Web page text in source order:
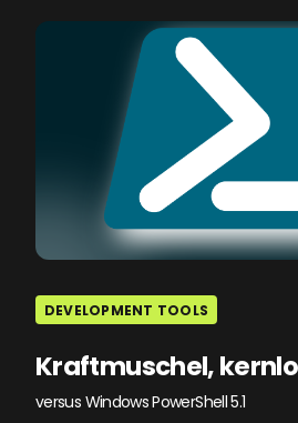
DEVELOPMENT TOOLS
Kraftmuschel,
versus Windows PowerShell 5.1